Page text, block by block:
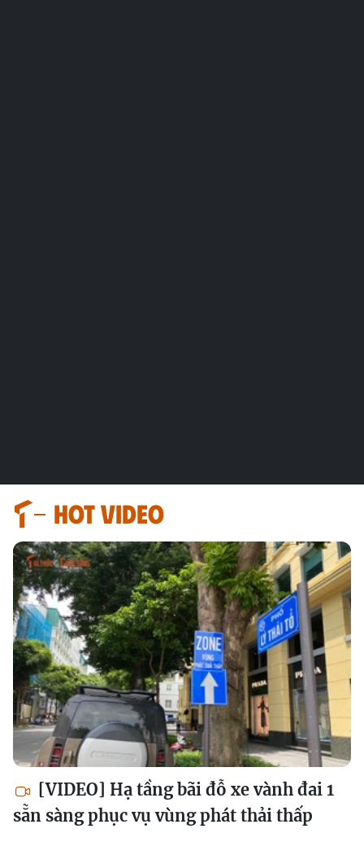
HOT VIDEO
[VIDEO] Hạ tầng bãi đỗ xe vành đai 1
sẵn sàng phục vụ vùng phát thải thấp